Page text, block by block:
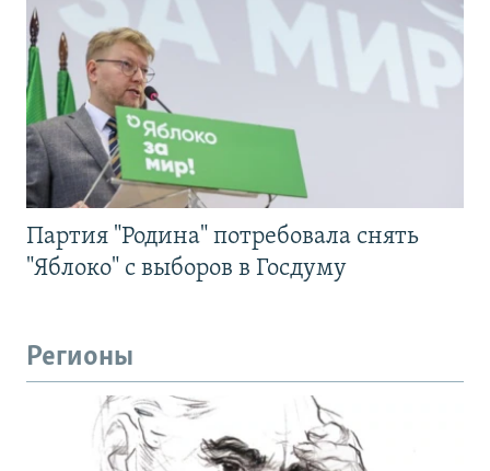
Партия "Родина" потребовала снять
"Яблоко" с выборов в Госдуму
Регионы